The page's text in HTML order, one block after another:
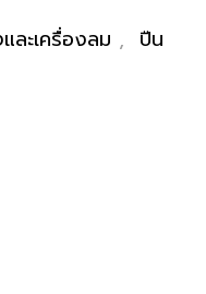
ะเครื่องลม , ปืน